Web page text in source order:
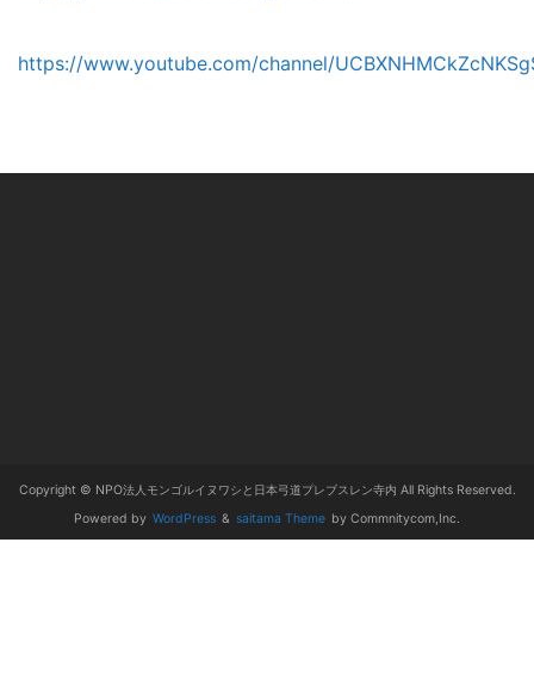
https://www.youtube.com/channel/
Copyright © NPO法人モンゴルイヌワシと日本弓道プレブスレン寺内 All Rights Reserved.
Powered by WordPress & saitama Theme by Commnitycom,Inc.